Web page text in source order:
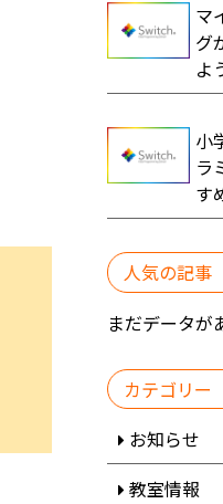
マ
グ
よ
小
ラ
す
人気の記事
まだデータが
カテゴリー
お知らせ
教室情報